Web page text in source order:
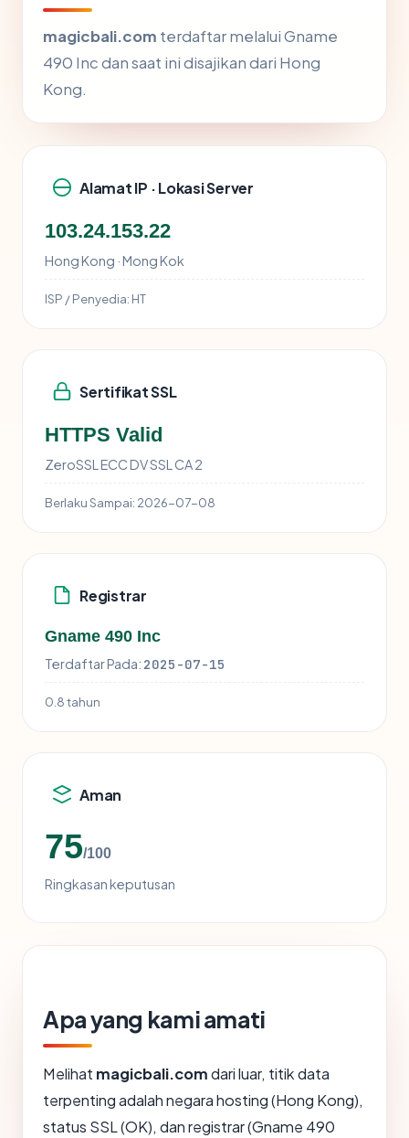
magicbali.com terdaftar melalui Gname
490 Inc dan saat ini disajikan dari Hong
Kong.
Alamat IP · Lokasi Server
103.24.153.22
Hong Kong · Mong Kok
ISP / Penyedia: HT
Sertifikat SSL
HTTPS Valid
ZeroSSL ECC DV SSL CA 2
Berlaku Sampai: 2026-07-08
Registrar
Gname 490 Inc
Terdaftar Pada: 2025-07-15
0.8 tahun
Aman
75/100
Ringkasan keputusan
Apa yang kami amati
Melihat magicbali.comdari luar, titik data
terpenting adalah negara hosting (Hong Kong),
status SSL (OK), dan registrar (Gname 490